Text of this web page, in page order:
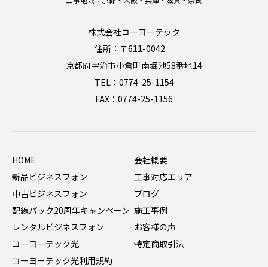
株式会社コーヨーテック
住所：〒611-0042
京都府宇治市小倉町南堀池58番地14
TEL：0774-25-1154
FAX：0774-25-1156
HOME
新品ビジネスフォン
中古ビジネスフォン
配線パック20周年キャンペーン
レンタルビジネスフォン
コーヨーテック光
コーヨーテック光利用規約
会社概要
工事対応エリア
ブログ
施工事例
お客様の声
特定商取引法